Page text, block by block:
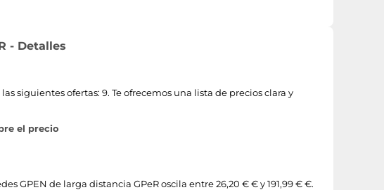
- Detalles
siguientes ofertas: 9. Te ofrecemos una lista de precios clara y
el precio
GPEN de larga distancia GPeR oscila entre 26,20 € € y 191,99 € €.